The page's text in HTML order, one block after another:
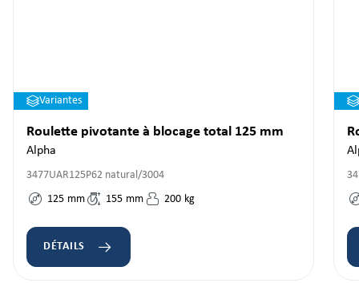
Variantes
Roulette pivotante à blocage total 125 mm
Alpha
3477UAR125P62 natural/3004
125 mm 155 mm 200 kg
DÉTAILS